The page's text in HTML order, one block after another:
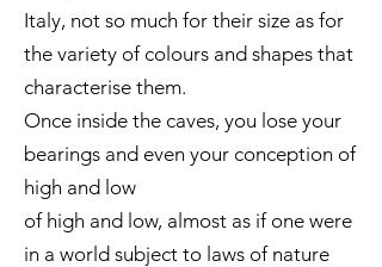
Italy, not so much for their size as for
the variety of colours and shapes that
characterise them.
Once inside the caves, you lose your
bearings and even your conception of
high and low
of high and low, almost as if one were
in a world subject to laws of nature